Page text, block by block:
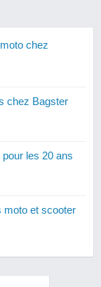
chez
chez Bagster
les 20 ans
moto et scooter